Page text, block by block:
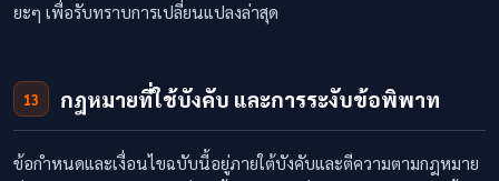
ยะๆ เพื่อรับทราบการเปลี่ยนแปลงล่าสุด
13 กฎหมายที่ใช้บังคับ และการระงับข้อพิพาท
ข้อกำหนดและเงื่อนไขฉบับนี้อยู่ภายใต้บังคับและตีความตามกฎหมาย